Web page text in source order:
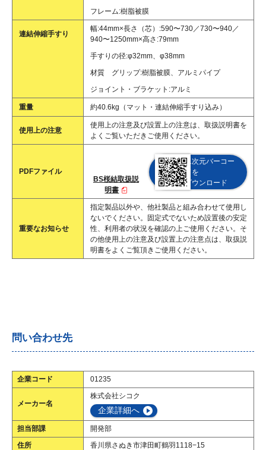
フレーム:樹脂被膜
連結伸縮手すり
幅:44mm×長さ（芯）:590〜730／730〜940／
940〜1250mm×高さ:79mm
手すりの径:φ32mm、φ38mm
材質 グリップ:樹脂被膜、アルミパイプ
ジョイント・ブラケット:アルミ
重量 約40.6kg（マット・連結伸縮手すり込み）
使用上の注意
使用上の注意及び設置上の注意は、取扱説明書を
よくご覧いただきご使用ください。
PDFファイル
BS桜結取扱説
明書
二次元バーコー
ドを
ダウンロード
重要なお知らせ
指定製品以外や、他社製品と組み合わせて使用し
ないでください。固定式でないため設置後の安定
性、利用者の状況を確認の上ご使用ください。そ
の他使用上の注意及び設置上の注意点は、取扱説
明書をよくご覧頂きご使用ください。
問い合わせ先
企業コード 01235
メーカー名
株式会社シコク
企業詳細へ
担当部課
開発部
住所
香川県さぬき市津田町鶴羽1118−15